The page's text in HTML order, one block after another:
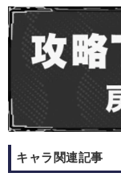
キャラ関連記事